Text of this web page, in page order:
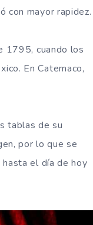
con mayor rapidez.
1795, cuando los
En Catemaco,
tablas de su
por lo que se
el día de hoy